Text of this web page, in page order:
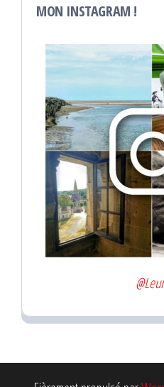
MON INSTAGRAM !